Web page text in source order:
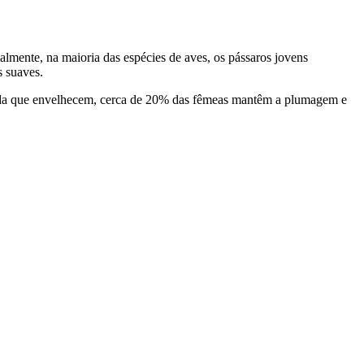
na maioria das espécies de aves, os pássaros jovens
suaves.
envelhecem, cerca de 20% das fêmeas mantêm a plumagem e